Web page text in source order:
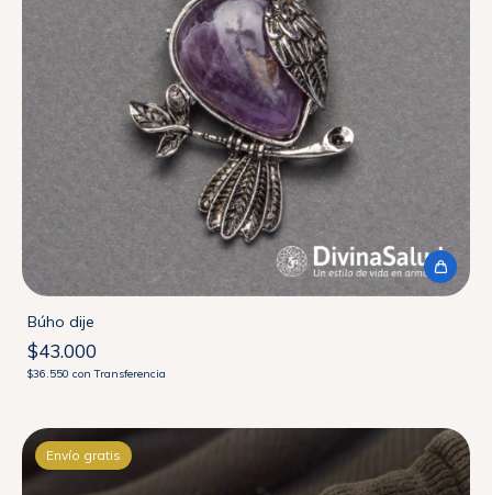
Búho dije
$43.000
$36.550 con Transferencia
Envío gratis